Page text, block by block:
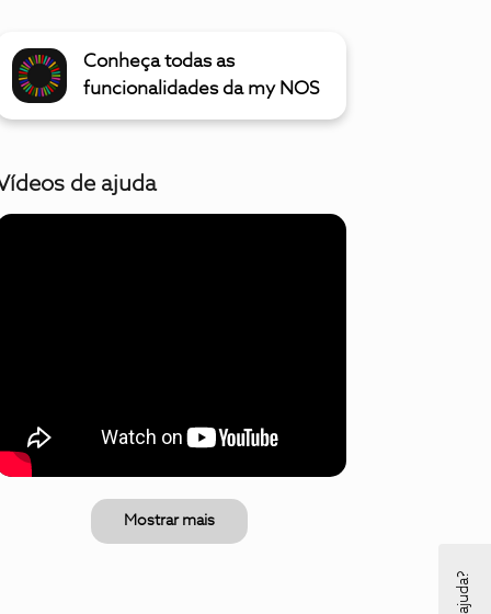
Conheça todas as
funcionalidades da my NOS
de ajuda
Mostrar mais